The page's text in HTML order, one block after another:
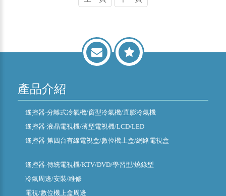
產品介紹
遙控器-分離式冷氣機/窗型冷氣機/直膨冷氣機
遙控器-液晶電視機/薄型電視機/LCD/LED
遙控器-第四台有線電視盒/數位機上盒/網路電視盒
遙控器-傳統電視機/KTV/DVD/學習型/燒錄型
冷氣周邊/安裝/維修
電視/數位機上盒周邊